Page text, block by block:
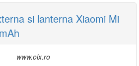
si lanterna Xiaomi Mi
www.olx.ro